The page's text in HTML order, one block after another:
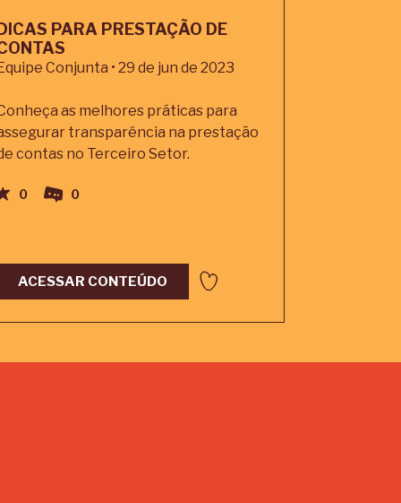
DICAS PARA PRESTAÇÃO DE
Equipe Conjunta • 29 de jun de 2023
as melhores práticas para
transparência na prestação
contas no Terceiro Setor.
0 0
ACESSAR CONTEÚDO